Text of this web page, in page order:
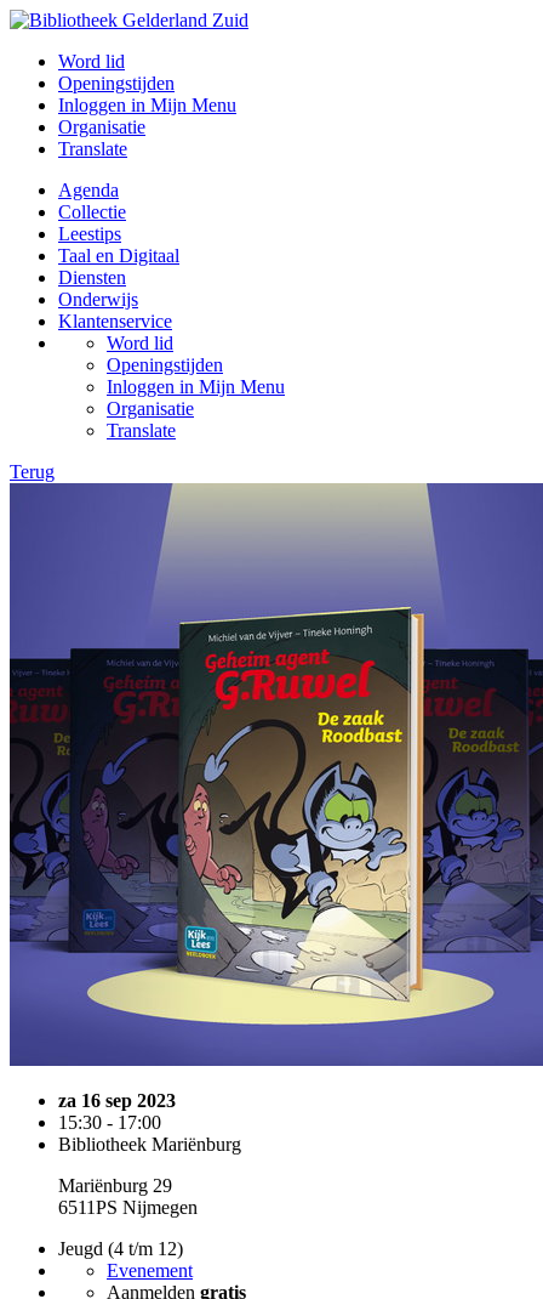
Word lid
Openingstijden
Inloggen in Mijn Menu
Organisatie
Translate
Agenda
Collectie
Leestips
Taal en Digitaal
Diensten
Onderwijs
Klantenservice
Word lid
Openingstijden
Inloggen in Mijn Menu
Organisatie
Translate
Terug
za 16 sep 2023
15:30 - 17:00
Bibliotheek Mariënburg
Mariënburg 29
6511PS Nijmegen
Jeugd (4 t/m 12)
Evenement
Aanmelden gratis